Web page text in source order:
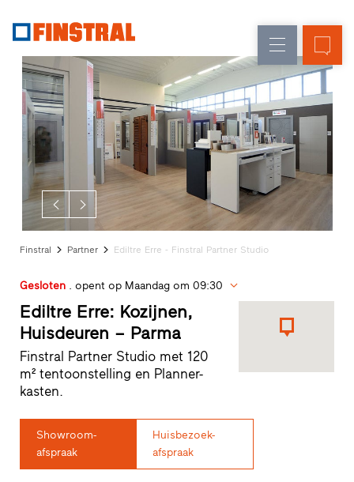
Kozijnen
Huisdeuren
Glasgevels
Renovatie
Nieuw-/Verbouw
Referenties
Architecten-
Service
Showroom
Heeze
Showroom
Hoofddorp
Showroom
Apeldoorn
toegang
Finstral Partner Ediltre Erre - Finstral Partner Studio
Gesloten. opent op Maandag om 09:30
Ediltre Erre: Kozijnen,
Huisdeuren – Parma
Finstral Partner Studio met 120
m² tentoonstelling en Planner-
kasten.
Showroom-
afspraak
Huisbezoek-
afspraak